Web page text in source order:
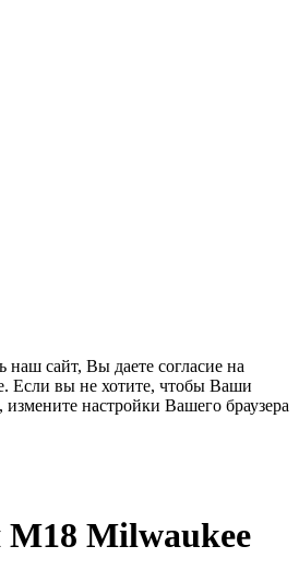
наш сайт, Вы даете согласие на
Если вы не хотите, чтобы Ваши
настройки Вашего браузера
Milwaukee